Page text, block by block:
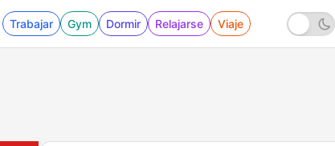
Trabajar Gym Dormir Relajarse Viaje